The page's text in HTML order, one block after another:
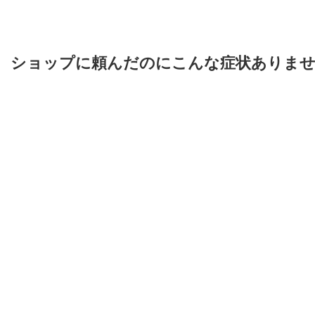
ショップに頼んだのにこんな症状ありま